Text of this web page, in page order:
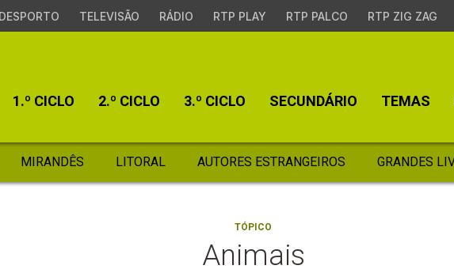
DESPORTO TELEVISÃO RÁDIO RTP PLAY RTP PALCO RTP ZIG ZAG
1.º CICLO 2.º CICLO 3.º CICLO SECUNDÁRIO TEMAS
MIRANDÊS LITORAL AUTORES ESTRANGEIROS GRANDES
TÓPICO
Animais